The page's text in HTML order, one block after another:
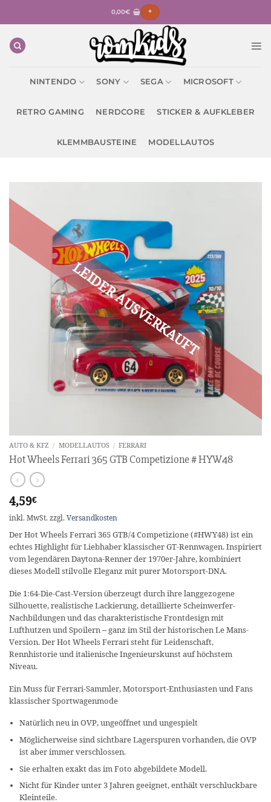
0,00€ +
NINTENDO SONY SEGA MICROSOFT
RETRO GAMING NERDCORE STICKER & AUFKLEBER
KLEMMBAUSTEINE MODELLAUTOS
AUTO & KFZ / MODELLAUTOS / FERRARI
Hot Wheels Ferrari 365 GTB Competizione # HYW48
4,59€
inkl. MwSt. zzgl. Versandkosten
Der Hot Wheels Ferrari 365 GTB/4 Competizione (#HWY48) ist ein
echtes Highlight für Liebhaber klassischer GT-Rennwagen. Inspiriert
vom legendären Daytona-Renner der 1970er-Jahre, kombiniert
dieses Modell stilvolle Eleganz mit purer Motorsport-DNA.
Die 1:64-Die-Cast-Version überzeugt durch ihre langgezogene
Silhouette, realistische Lackierung, detaillierte Scheinwerfer-
Nachbildungen und das charakteristische Frontdesign mit
Lufthutzen und Spoilern – ganz im Stil der historischen Le Mans-
Version. Der Hot Wheels Ferrari steht für Leidenschaft,
Rennhistorie und italienische Ingenieurskunst auf höchstem
Niveau.
Ein Muss für Ferrari-Sammler, Motorsport-Enthusiasten und Fans
klassischer Sportwagenmode
Natürlich neu in OVP, ungeöffnet und ungespielt
Möglicherweise sind sichtbare Lagerspuren vorhanden, die OVP
ist aber immer verschlossen.
Sie erhalten exakt das im Foto abgebildete Modell.
Nicht für Kinder unter 3 Jahren geeignet, enthält verschluckbare
Kleinteile.